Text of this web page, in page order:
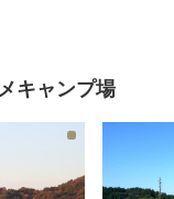
キャンプ場